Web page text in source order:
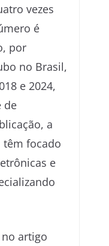
vezes
é
por
no Brasil,
e 2024,
de
a
focado
e
artigo